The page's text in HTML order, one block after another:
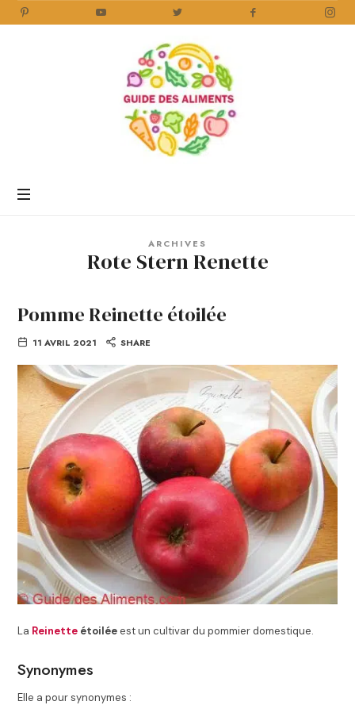
Aliments
ARCHIVES
Rote Stern Renette
Pomme Reinette étoilée
11 AVRIL 2021 SHARE
La Reinette étoiléeest un cultivar du pommier domestique.
Synonymes
Elle a pour synonymes :